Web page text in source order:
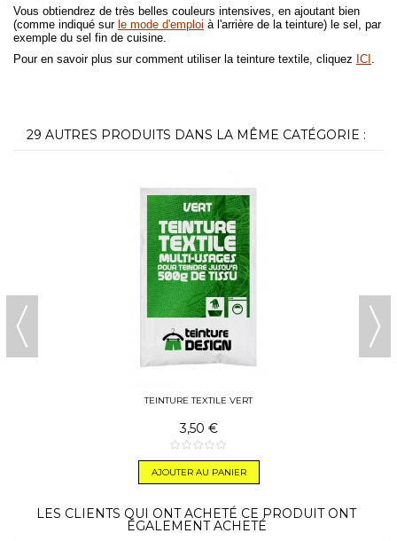
Vous obtiendrez de très belles couleurs intensives, en ajoutant bien
(comme indiqué sur le mode d'emploi à l'arrière de la teinture) le sel, par
exemple du sel fin de cuisine.
Pour en savoir plus sur comment utiliser la teinture textile, cliquez ICI
29 AUTRES PRODUITS DANS LA MÊME CATÉGORIE :
TEINTURE TEXTILE VERT
3,50 €
AJOUTER AU PANIER
LES CLIENTS QUI ONT ACHETÉ CE PRODUIT ONT
ÉGALEMENT ACHETÉ